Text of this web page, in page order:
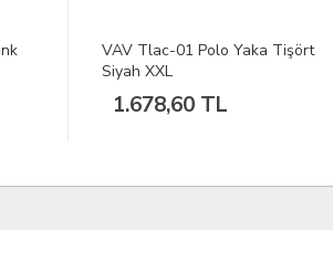
DEERHUNTER Mossdale Kapitone
Yeşil Mont 2XL
7.790,33 TL